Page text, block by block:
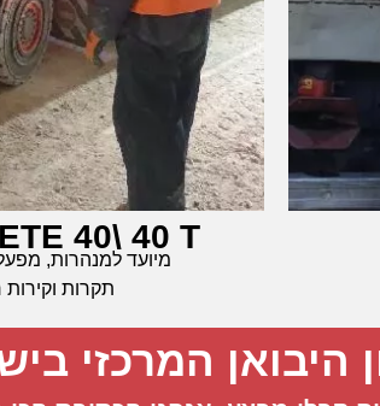
40\ 40 T
מיועד למנהרות,
תקרות וקירות
היבואן המרכזי